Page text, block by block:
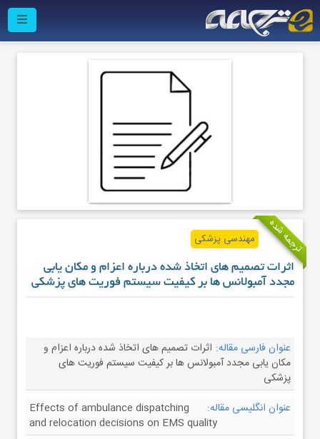
ترجمه شده مهندسی پزشکی
اثرات تصمیم های اتخاذ شده درباره اعزام و مکان یابی
مجدد آمبولانس ها بر کیفیت سیستم فوریت های پزشکی
عنوان فارسی مقاله: اثرات تصمیم های اتخاذ شده درباره اعزام و
مکان یابی مجدد آمبولانس ها بر کیفیت سیستم فوریت های
پزشکی
عنوان انگلیسی مقاله:
Effects of ambulance dispatching
and relocation decisions on EMS quality